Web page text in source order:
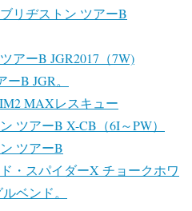
リヂストン ツアーB
アーB JGR2017（7W)
B JGR。
MAXレスキュー
ツアーB X-CB（6I～PW）
ツアーB
・スパイダーX チョークホワ
ベンド。